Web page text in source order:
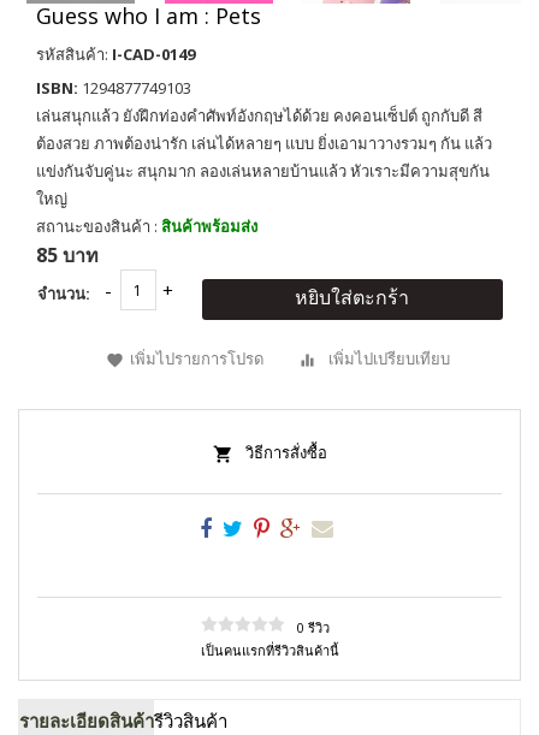
Guess who I am : Pets
รหัสสินค้า: I-CAD-0149
ISBN: 1294877749103
เล่นสนุกแล้ว ยังฝึกท่องคำศัพท์อังกฤษได้ด้วย คงคอนเซ็ปต์ ถูกกับดี สี
ต้องสวย ภาพต้องน่ารัก เล่นได้หลายๆ แบบ ยิ่งเอามาวางรวมๆ กัน แล้ว
แข่งกันจับคู่นะ สนุกมาก ลองเล่นหลายบ้านแล้ว หัวเราะมีความสุขกัน
ใหญ่
สถานะของสินค้า : สินค้าพร้อมส่ง
85 บาท
จำนวน: หยิบใส่ตะกร้า
เพิ่มไปรายการโปรด เพิ่มไปเปรียบเทียบ
วิธีการสั่งซื้อ
0 รีวิว
เป็นคนแรกที่รีวิวสินค้านี้
รายละเอียดสินค้ารีวิวสินค้า